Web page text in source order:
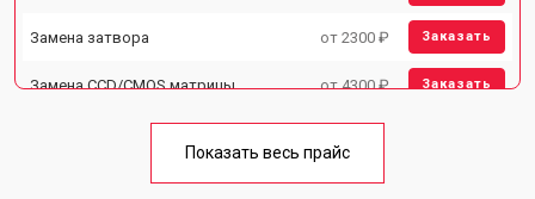
Замена затвора от 2300 ₽ Заказать
Замена CCD/CMOS матрицы от 4300 ₽ Заказать
Показать весь прайс